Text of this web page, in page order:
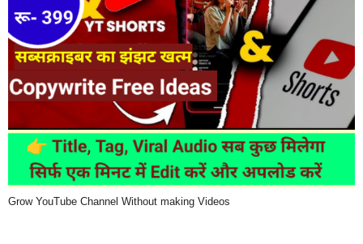
Grow YouTube Channel Without making Videos